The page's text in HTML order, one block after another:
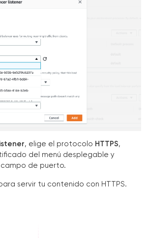
, elige el protocolo HTTPS,
del menú desplegable y
campo de puerto.
servir tu contenido con HTTPS.